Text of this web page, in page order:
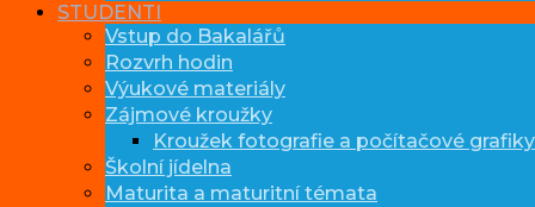
STUDENTI
Vstup do Bakalářů
Rozvrh hodin
Výukové materiály
Zájmové kroužky
Kroužek fotografie a počítačové grafiky
Školní jídelna
Maturita a maturitní témata